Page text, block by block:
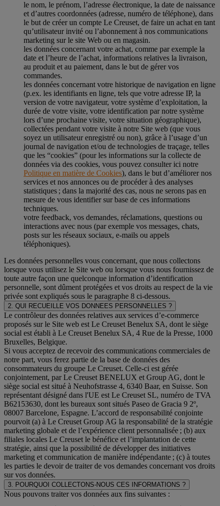
le nom, le prénom, l’adresse électronique, la date de naissance
et d’autres coordonnées (adresse, numéro de téléphone), dans
le but de créer un compte Le Creuset, de faire un achat en tant
qu’utilisateur invité ou l’abonnement à nos communications
marketing sur le site Web ou en magasin.
les données concernant votre achat, comme par exemple la
date et l’heure de l’achat, informations relatives la livraison,
au produit et au paiement, dans le but de gérer vos
commandes.
les données concernant votre historique de navigation en ligne
(p.ex. les identifiants en ligne, tels que votre adresse IP, la
version de votre navigateur, votre système d’exploitation, la
durée de votre visite, votre identification par notre système
lors d’une prochaine visite, votre situation géographique),
collectées pendant votre visite à notre Site web (que vous
soyez un utilisateur enregistré ou non), grâce à l’usage d’un
journal de navigation et/ou de technologies de traçage, telles
que les “cookies” (pour les informations sur la collecte de
données via des cookies, vous pouvez consulter ici notre
Politique en matière de Cookies), dans le but d’améliorer nos
services et nos annonces ou de procéder à des analyses
statistiques ; dans la majorité des cas, nous ne serons pas en
mesure de vous identifier sur base de ces informations
techniques.
votre feedback, vos demandes, réclamations, questions ou
interactions avec nous (par exemple vos messages, chats,
posts sur les réseaux sociaux, e-mails ou appels
téléphoniques).
Les données personnelles vous concernant, que nous collectons
lorsque vous utilisez le Site web ou lorsque vous nous fournissez de
toute autre façon une quelconque information d’identification
personnelle, sont dûment protégées et vos droits au respect de la vie
privée sont expliqués sous le paragraphe 8 ci-dessous.
2. QUI RECUEILLE VOS DONNEES PERSONNELLES ?
Le contrôleur des données relatives aux services d’e-commerce
proposés sur le Site web est Le Creuset Benelux SA, dont le siège
social est établi à Le Creuset Benelux SA, 4 Rue de la Presse, 1000
Bruxelles, Belgique.
Si vous acceptez de recevoir des communications commerciales de
notre part, vous ferez partie de la base de données des
consommateurs du groupe Le Creuset. Celle-ci est gérée
conjointement, par Le Creuset BENELUX et Group AG, dont le
siège social est situé à Neuhofstrasse 4, 6340 Baar, en Suisse. Son
représentant désigné dans l'UE est Le Creuset SL, numéro de TVA
B62153630, dont les bureaux sont situés Paseo de Gracia 9 2º,
08007 Barcelone, Espagne. L’accord de responsabilité conjointe
pourvoit (a) à Le Creuset Group AG la responsabilité de la stratégie
marketing globale et de l’expérience client personnalisée ; (b) aux
filiales locales Le Creuset le bénéfice et l’implantation de cette
stratégie, ainsi que la possibilité de développer des initiatives
marketing et communication de manière indépendante ; (c) à toutes
les parties le devoir de traiter de vos demandes concernant vos droits
sur vos données.
3. POURQUOI COLLECTONS-NOUS CES INFORMATIONS ?
Nous pouvons traiter vos données aux fins suivantes :